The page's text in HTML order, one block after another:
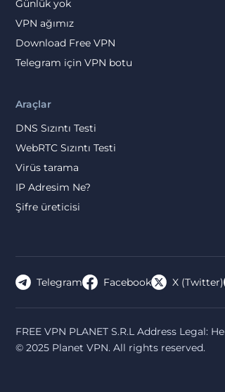
Günlük yok
VPN ağımız
Download Free VPN
Telegram için VPN botu
Araçlar
DNS Sızıntı Testi
WebRTC Sızıntı Testi
Virüs tarama
IP Adresim Ne?
Şifre üreticisi
Telegram Facebook X (Twitter)
FREE VPN PLANET S.R.L Address Legal:
© 2025 Planet VPN. All rights reserved.